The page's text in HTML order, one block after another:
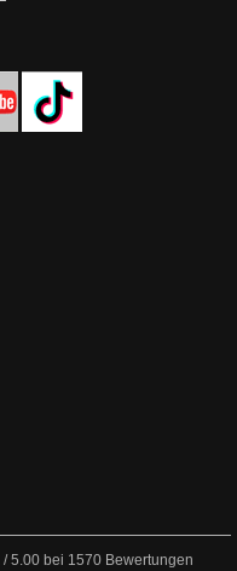
/5.00 bei 1570 Bewertungen